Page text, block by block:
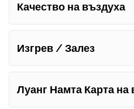
Качество на въздуха
Изгрев / Залез
Луанг Намта Карта на